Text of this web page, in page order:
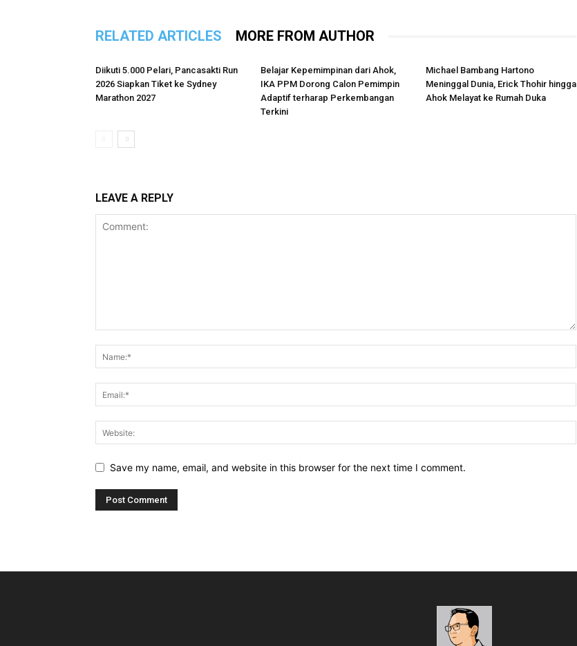
RELATED ARTICLES MORE FROM AUTHOR
Diikuti 5.000 Pelari, Pancasakti Run
2026 Siapkan Tiket ke Sydney
Marathon 2027
Belajar Kepemimpinan dari Ahok,
IKA PPM Dorong Calon Pemimpin
Adaptif terharap Perkembangan
Terkini
Michael Bambang Hartono
Meninggal Dunia, Erick Thohir hingga
Ahok Melayat ke Rumah Duka
LEAVE A REPLY
Save my name, email, and website in this browser for the next time I comment.